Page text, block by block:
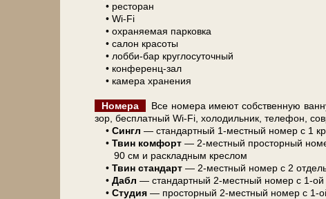
• ре­сто­ран
• Wi-Fi
• охра­ня­е­мая парковка
• са­лон кра­со­ты
• лобби-бар круглосуточный
• конференц-зал
• ка­ме­ра хра­не­ния
Номера
Все но­ме­ра име­ют соб­ствен­ную
зор, бес­плат­ный Wi-Fi, хо­ло­диль­ник, те­ле­фон,
• Сингл — стандартный 1-местный но­мер с 1
• Твин ком­форт — 2-местный просторный
90 см и раскладным креслом
• Твин стан­дарт — 2-местный но­мер с 2
• Дабл — стандартный 2-местный но­мер с 1-
• Студия — просторный 2-местный но­мер с 1-